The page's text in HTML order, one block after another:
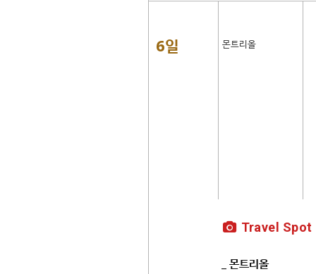
6일 몬트리올
Travel Spot
_ 몬트리올